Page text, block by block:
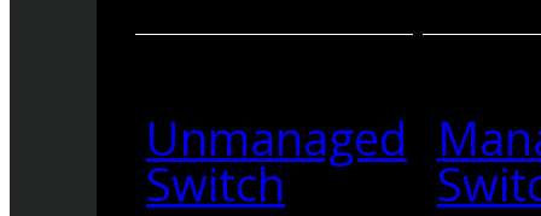
Unmanaged
Switch